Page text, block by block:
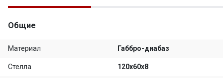
Общие
Материал Габбро-диабаз
Стелла 120х60х8